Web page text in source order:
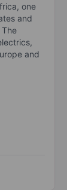
one
and
and